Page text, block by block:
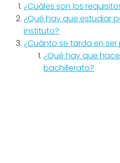
¿Cuáles son los
¿Qué hay que estudiar
instituto?
¿Cuánto se tarda en
¿Qué hay que
bachillerato?